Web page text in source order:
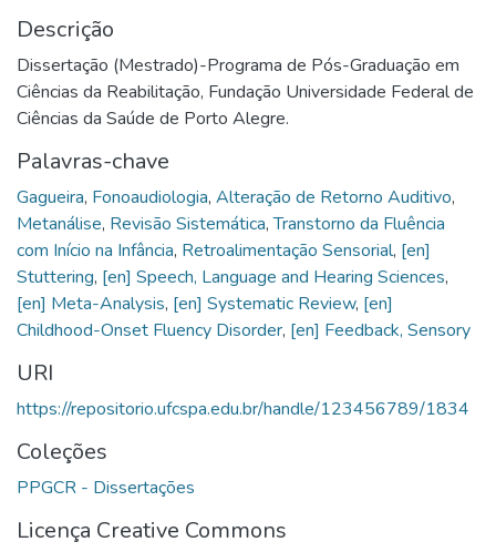
Descrição
Dissertação (Mestrado)-Programa de Pós-Graduação em
Ciências da Reabilitação, Fundação Universidade Federal de
Ciências da Saúde de Porto Alegre.
Palavras-chave
Gagueira, Fonoaudiologia, Alteração de Retorno Auditivo,
Metanálise, Revisão Sistemática,Transtorno da Fluência
com Início na Infância, Retroalimentação Sensorial, [en]
Stuttering, [en] Speech, Language and Hearing Sciences,
[en] Meta-Analysis, [en] Systematic Review, [en]
Childhood-Onset Fluency Disorder, [en] Feedback, Sensory
URI
https://repositorio.ufcspa.edu.br/handle/123456789/1834
Coleções
PPGCR - Dissertações
Licença Creative Commons